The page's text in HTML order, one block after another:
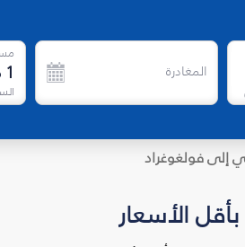
المغادرة 1
إلى فولغوغراد
الأسعار